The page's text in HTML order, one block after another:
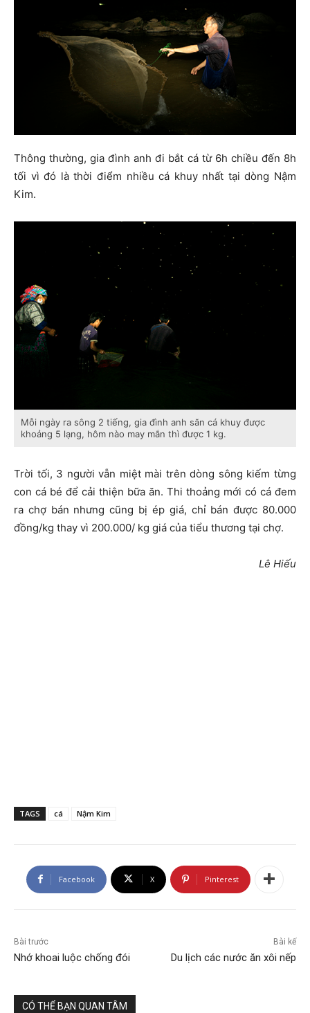
Thông thường, gia đình anh đi bắt cá từ 6h chiều đến 8h
tối vì đó là thời điểm nhiều cá khuy nhất tại dòng Nậm
Kim.
Mỗi ngày ra sông 2 tiếng, gia đình anh săn cá khuy được
khoảng 5 lạng, hôm nào may mắn thì được 1 kg.
Trời tối, 3 người vẫn miệt mài trên dòng sông kiếm từng
con cá bé để cải thiện bữa ăn. Thi thoảng mới có cá đem
ra chợ bán nhưng cũng bị ép giá, chỉ bán được 80.000
đồng/kg thay vì 200.000/ kg giá của tiểu thương tại chợ.
Lê Hiếu
TAGS cá Nậm Kim
Facebook X Pinterest
Bài trước
Nhớ khoai luộc chống đói
Bài kế
Du lịch các nước ăn xôi nếp
CÓ THỂ BẠN QUAN TÂM